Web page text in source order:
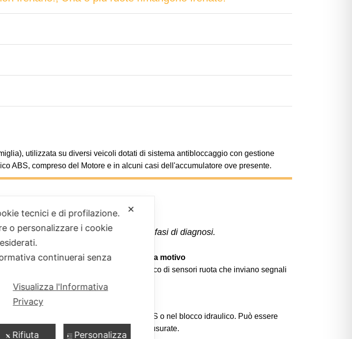
utilizzata su diversi veicoli dotati di sistema antibloccaggio con gestione
ABS, compreso del Motore e in alcuni casi dell'accumulatore ove presente.
con codice 25061013681 durante le fasi di diagnosi.
6. Pedale del freno che vibra o pulsa senza motivo
L’ABS interviene quando non dovrebbe. Tipico di sensori ruota che inviano segnali
irregolari.
7. Pedale del freno che affonda
Perdita interna di pressione nella pompa ABS o nel blocco idraulico. Può essere
anche aria nel circuito o guarnizioni interne usurate.
✕
tecnici e di profilazione.
o personalizzare i cookie
continuerai senza
Visualizza l'Informativa
Privacy
Rifiuta Personalizza